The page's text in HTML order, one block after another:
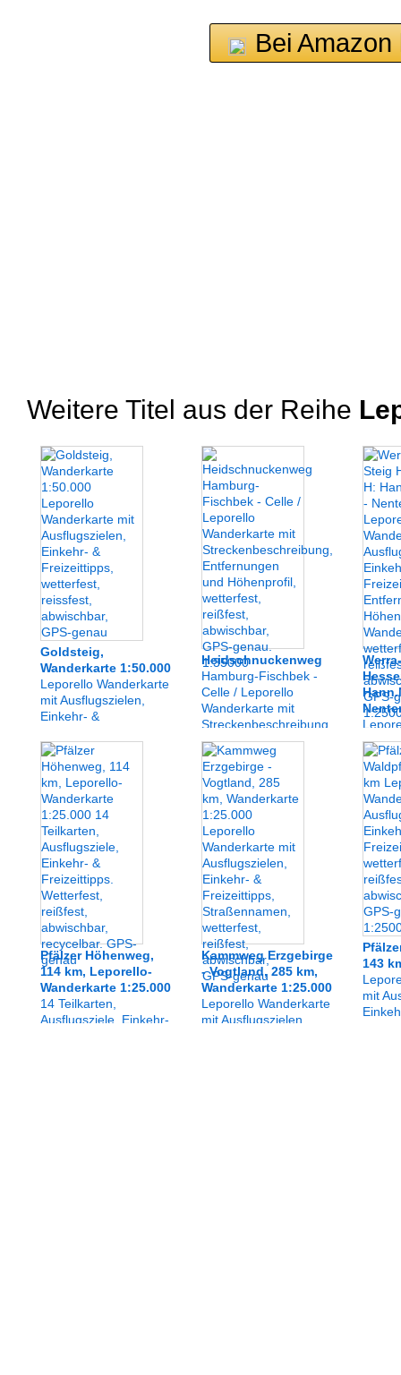
Bei Amazon
Weitere Titel aus der Reihe
Goldsteig,
Wanderkarte 1:50.000
Leporello Wanderkarte
mit Ausflugszielen,
Einkehr- &
wetterfest, reissfest,
abwischbar, GPS-
genau
Heidschnuckenweg
Hamburg-Fischbek -
Celle / Leporello
Wanderkarte mit
Streckenbeschreibung,
Entfernungen und
Höhenprofil, wetterfest,
reißfest, abwischbar,
GPS-genau. 1:35000
mit
Pfälzer Höhenweg,
114 km, Leporello-
Wanderkarte 1:25.000
14 Teilkarten,
Ausflugsziele, Einkehr-
Kammweg Erzgebirge
- Vogtland, 285 km,
Wanderkarte 1:25.000
Leporello Wanderkarte
mit Ausflugszielen,
143
mit